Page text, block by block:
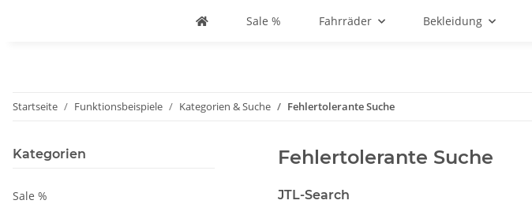
Sale % Fahrräder Bekleidung
Startseite Funktionsbeispiele Kategorien & Suche Fehlertolerante Suche
Fehlertolerante Suche
JTL-Search
Kategorien
Sale %